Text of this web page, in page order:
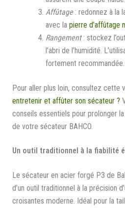
Affûtage: redonnez à la
avec la pierre d’affûtage
Rangement: stockez
l’abri de l’humidité.
fortement recommandée.
Pour aller plus loin, consultez cette
entretenir et affûter son sécateur ?
conseils essentiels pour prolonger
de votre sécateur BAHCO.
Un outil traditionnel à la fiabilité
Le sécateur en acier forgé P3 de
d’un outil traditionnel à la précision
croisantes moderne. Idéal pour la